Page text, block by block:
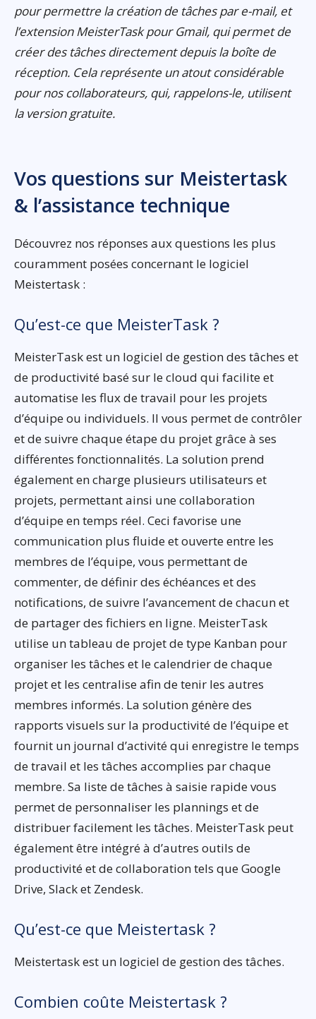
pour permettre la création de tâches par e-mail, et
l’extension MeisterTask pour Gmail, qui permet de
créer des tâches directement depuis la boîte de
réception. Cela représente un atout considérable
pour nos collaborateurs, qui, rappelons-le, utilisent
la version gratuite.
Vos questions sur Meistertask
& l’assistance technique
Découvrez nos réponses aux questions les plus
couramment posées concernant le logiciel
Meistertask :
Qu’est-ce que MeisterTask ?
MeisterTask est un logiciel de gestion des tâches et
de productivité basé sur le cloud qui facilite et
automatise les flux de travail pour les projets
d’équipe ou individuels. Il vous permet de contrôler
et de suivre chaque étape du projet grâce à ses
différentes fonctionnalités. La solution prend
également en charge plusieurs utilisateurs et
projets, permettant ainsi une collaboration
d’équipe en temps réel. Ceci favorise une
communication plus fluide et ouverte entre les
membres de l’équipe, vous permettant de
commenter, de définir des échéances et des
notifications, de suivre l’avancement de chacun et
de partager des fichiers en ligne. MeisterTask
utilise un tableau de projet de type Kanban pour
organiser les tâches et le calendrier de chaque
projet et les centralise afin de tenir les autres
membres informés. La solution génère des
rapports visuels sur la productivité de l’équipe et
fournit un journal d’activité qui enregistre le temps
de travail et les tâches accomplies par chaque
membre. Sa liste de tâches à saisie rapide vous
permet de personnaliser les plannings et de
distribuer facilement les tâches. MeisterTask peut
également être intégré à d’autres outils de
productivité et de collaboration tels que Google
Drive, Slack et Zendesk.
Qu’est-ce que Meistertask ?
Meistertask est un logiciel de gestion des tâches.
Combien coûte Meistertask ?